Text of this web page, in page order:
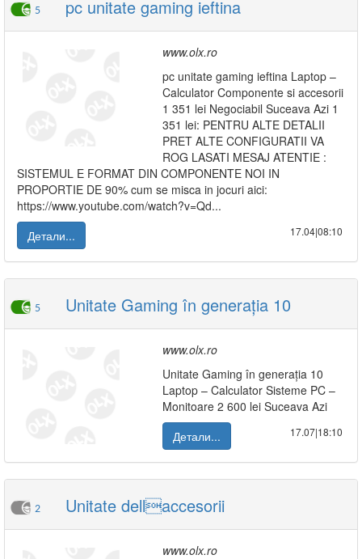
5 pc unitate gaming ieftina
www.olx.ro
pc unitate gaming ieftina Laptop –
Calculator Componente si accesorii
1 351 lei Negociabil Suceava Azi 1
351 lei: PENTRU ALTE DETALII
PRET ALTE CONFIGURATII VA
ROG LASATI MESAJ ATENTIE :
SISTEMUL E FORMAT DIN COMPONENTE NOI IN
PROPORTIE DE 90% cum se misca in jocuri aici:
https://www.youtube.com/watch?v=Qd...
Детали...
17.04|08:10
5 Unitate Gaming în generația 10
www.olx.ro
Unitate Gaming în generația 10
Laptop – Calculator Sisteme PC –
Monitoare 2 600 lei Suceava Azi
Детали...
17.07|18:10
2 Unitate dellaccesorii
www.olx.ro